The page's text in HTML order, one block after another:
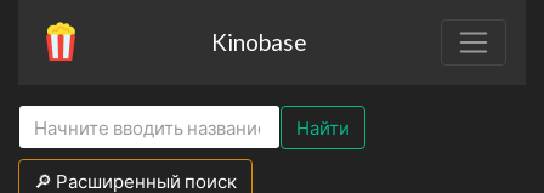
Kinobase
Найти
🔎 Расширенный поиск